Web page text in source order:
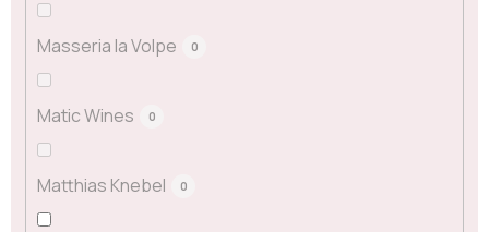
Masseria la Volpe 0
Matic Wines 0
Matthias Knebel 0